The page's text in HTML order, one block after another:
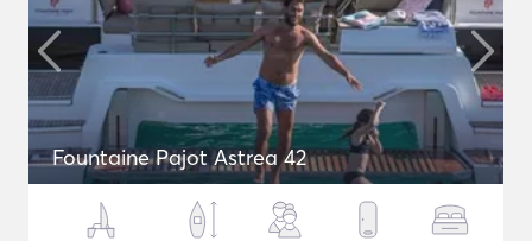
Fountaine Pajot Astrea 42